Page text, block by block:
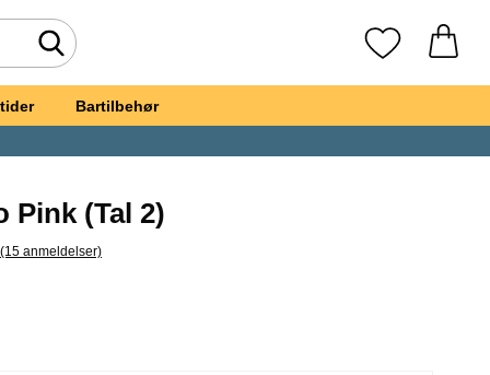
Foretag søgning Mine favoritter
Bartilbehør
Pink (Tal 2)
til alle anmeldelser
(15 anmeldelser)
af en ny radioknap vil genindlæse siden)